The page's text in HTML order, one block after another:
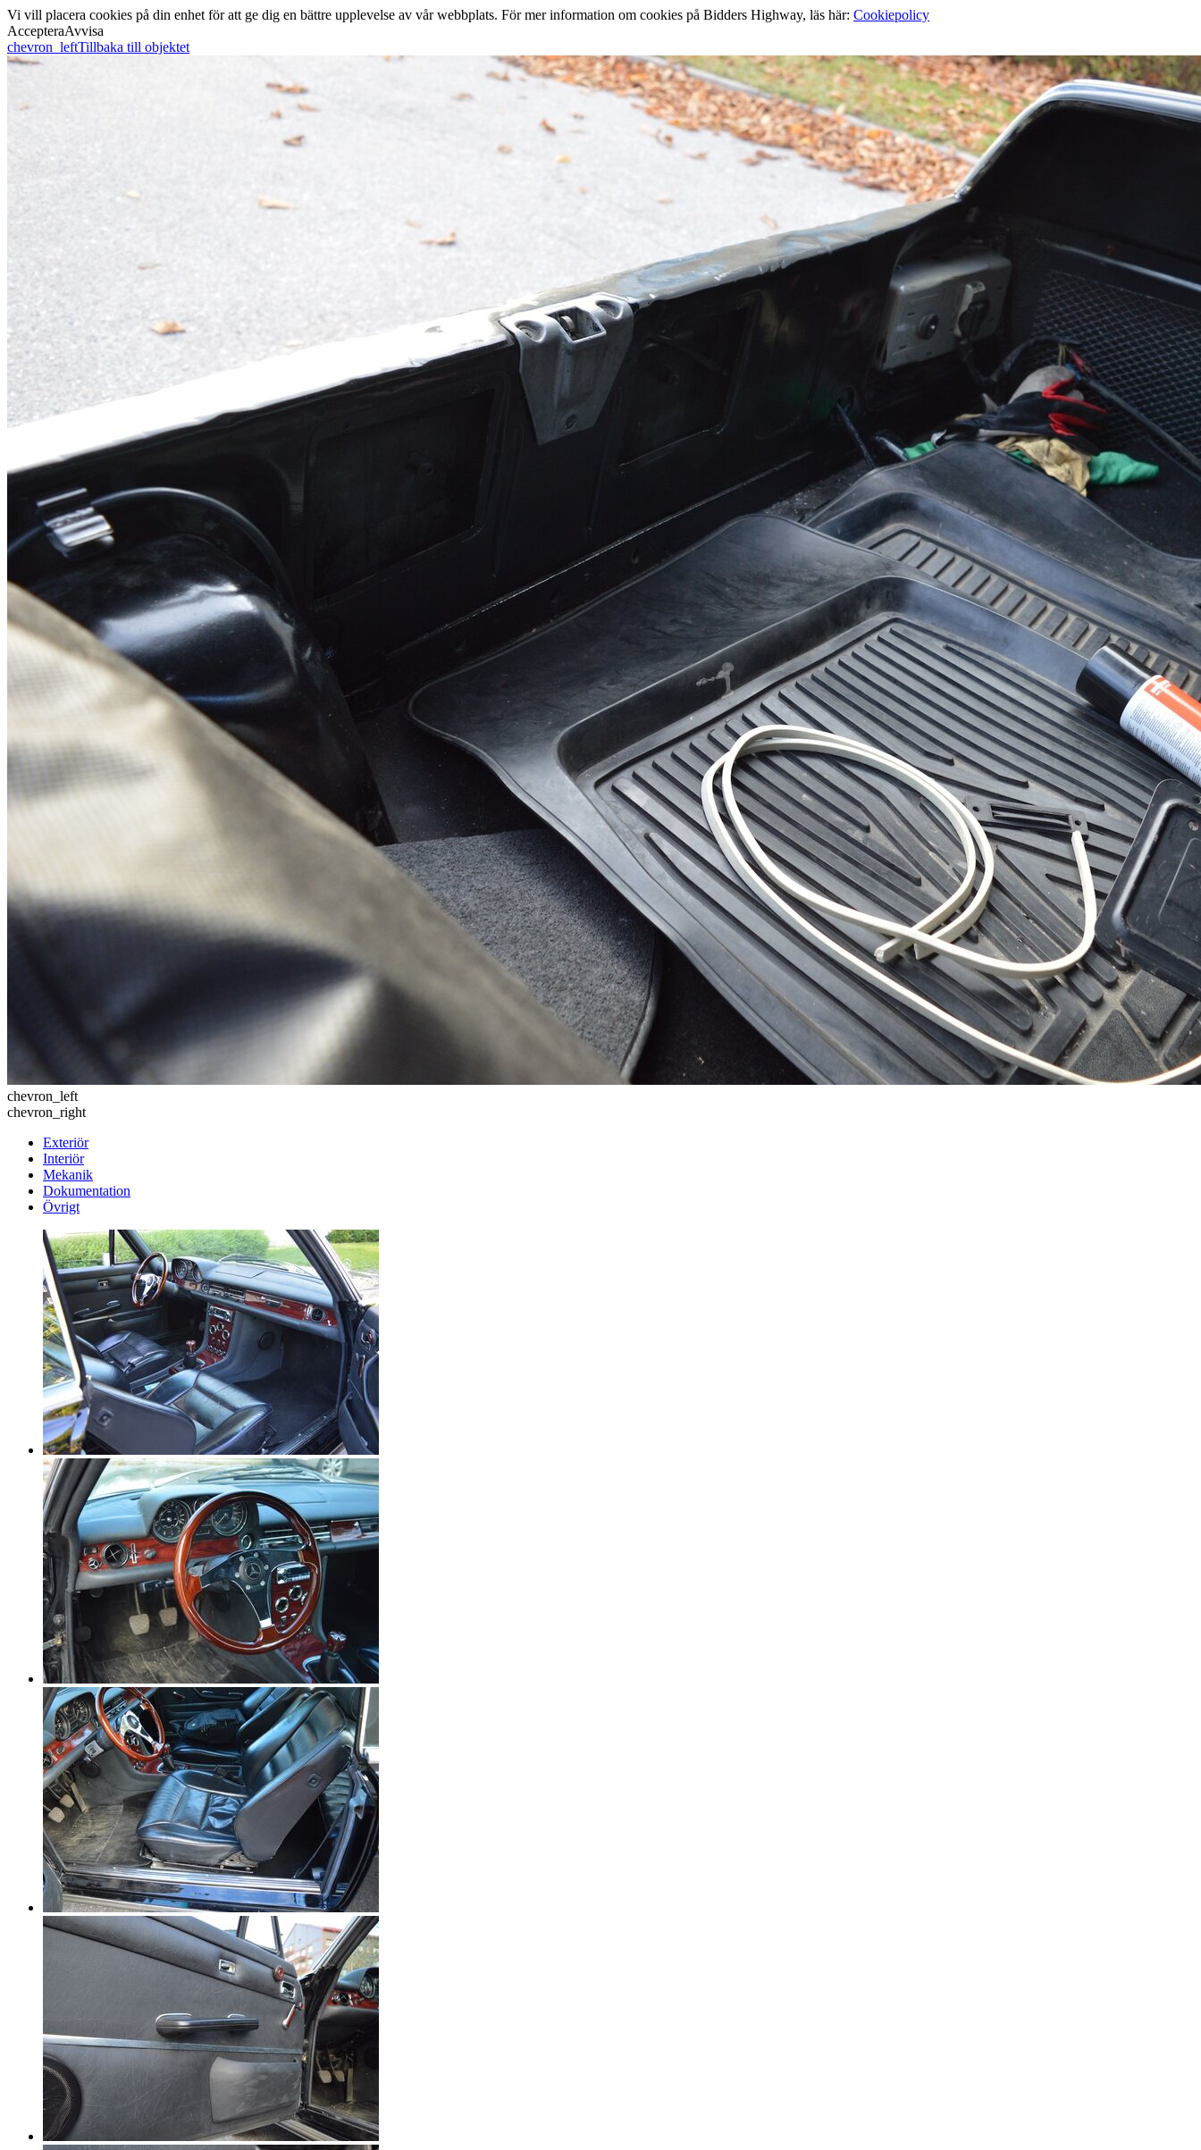
Vi vill placera cookies på din enhet för att ge dig en bättre upplevelse av vår webbplats. För mer information om cookies på Bidders Highway, läs här: Cookiepolicy
AccepteraAvvisa
chevron_leftTillbaka till objektet
chevron_left
chevron_right
Exteriör
Interiör
Mekanik
Dokumentation
Övrigt